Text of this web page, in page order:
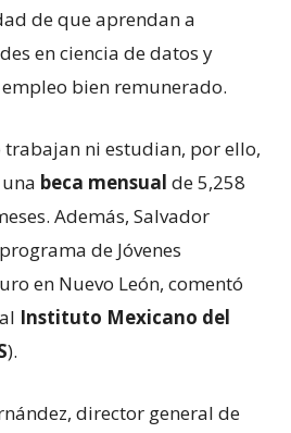
de que aprendan a
en ciencia de datos y
bien remunerado.
ni estudian, por ello,
beca mensual de 5,258
Además, Salvador
de Jóvenes
en Nuevo León, comentó
Instituto Mexicano del
).
director general de